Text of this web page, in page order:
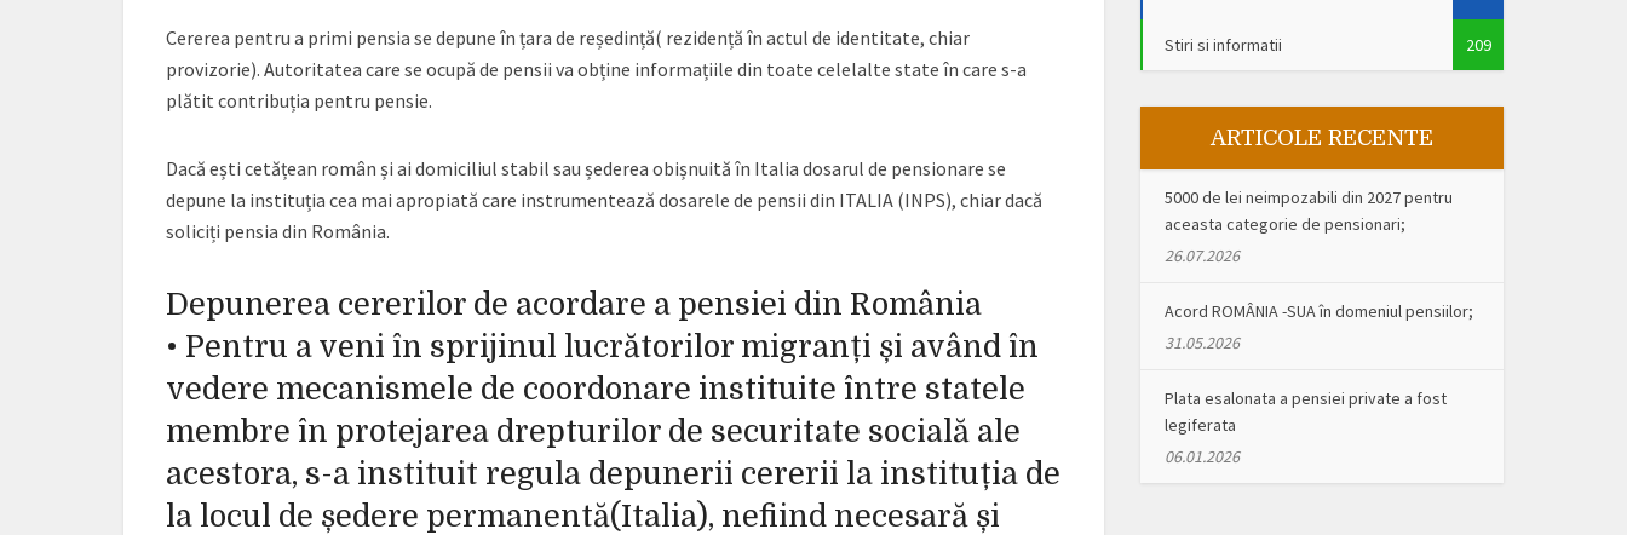
Cererea pentru a primi pensia se depune în țara de reședință( rezidență în actul de identitate, chiar
provizorie). Autoritatea care se ocupă de pensii va obține informațiile din toate celelalte state în care s-a
plătit contribuția pentru pensie.
Dacă ești cetățean român și ai domiciliul stabil sau șederea obișnuită în Italia dosarul de pensionare se
depune la instituția cea mai apropiată care instrumentează dosarele de pensii din ITALIA (INPS), chiar dacă
soliciți pensia din România.
Depunerea cererilor de acordare a pensiei din România
• Pentru a veni în sprijinul lucrătorilor migranți și având în
vedere mecanismele de coordonare instituite între statele
membre în protejarea drepturilor de securitate socială ale
acestora, s-a instituit regula depunerii cererii la instituția de
la locul de ședere permanentă(Italia), nefiind necesară și
Stiri si informatii 209
ARTICOLE RECENTE
5000 de lei neimpozabili din 2027 pentru
aceasta categorie de pensionari;
26.07.2026
Acord ROMÂNIA -SUA în domeniul pensiilor;
31.05.2026
Plata esalonata a pensiei private a fost
legiferata
06.01.2026